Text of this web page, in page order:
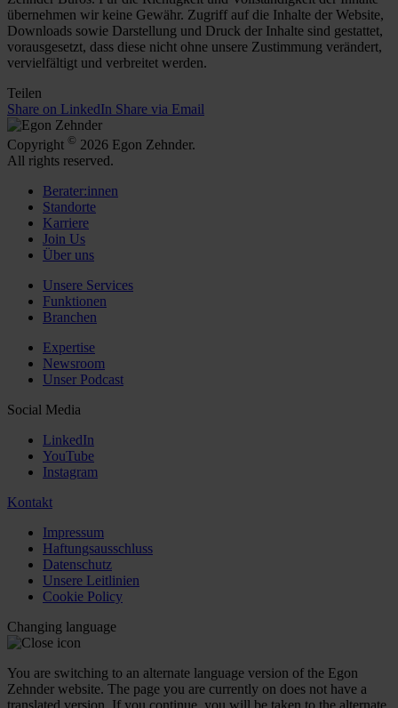
übernehmen wir keine Gewähr. Zugriff auf die Inhalte der Website,
Downloads sowie Darstellung und Druck der Inhalte sind gestattet,
vorausgesetzt, dass diese nicht ohne unsere Zustimmung verändert,
vervielfältigt und verbreitet werden.
Teilen
Share on LinkedIn Share via Email
Copyright © 2026 Egon Zehnder.
All rights reserved.
Berater:innen
Standorte
Karriere
Join Us
Über uns
Unsere Services
Funktionen
Branchen
Expertise
Newsroom
Unser Podcast
Social Media
LinkedIn
YouTube
Instagram
Kontakt
Impressum
Haftungsausschluss
Datenschutz
Unsere Leitlinien
Cookie Policy
Changing language
You are switching to an alternate language version of the Egon
Zehnder website. The page you are currently on does not have a